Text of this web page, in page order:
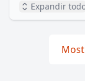
Expandir